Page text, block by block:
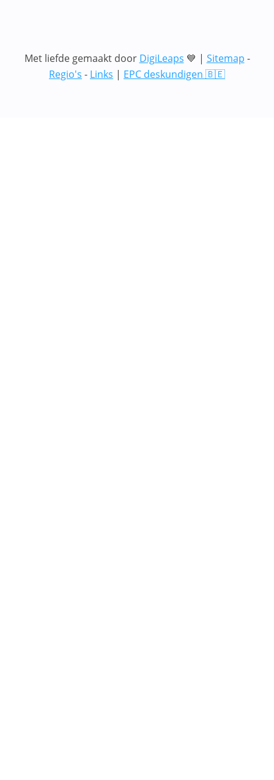
Met liefde gemaakt door DigiLeaps 💙 | Sitemap -
Regio's - Links | EPC deskundigen 🇧🇪